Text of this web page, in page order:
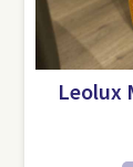
Leolux